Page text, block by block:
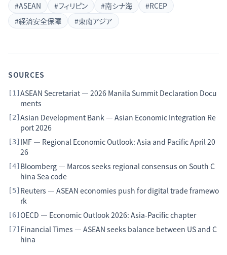
#ASEAN #フィリピン #南シナ海 #RCEP
#経済安全保障 #東南アジア
SOURCES
[1 ] ASEAN Secretariat — 2026 Manila Summit Declaration Docu
ments
[2] Asian Development Bank — Asian Economic Integration Re
port 2026
[3] IMF — Regional Economic Outlook: Asia and Pacific April 20
26
[4] Bloomberg — Marcos seeks regional consensus on South C
hina Sea code
[5] Reuters — ASEAN economies push for digital trade framewo
rk
[6] OECD — Economic Outlook 2026: Asia-Pacific chapter
[7] Financial Times — ASEAN seeks balance between US and C
hina